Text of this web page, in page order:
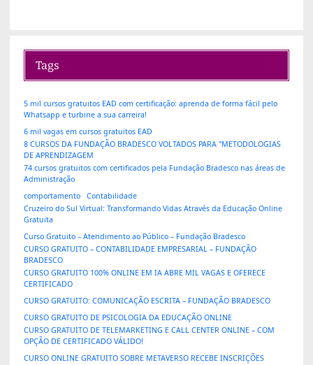
Tags
5 mil cursos gratuitos EAD com certificação: aprenda de forma fácil pelo
Whatsapp e turbine a sua carreira!
6 mil vagas em cursos gratuitos EAD
8 CURSOS DA FUNDAÇÃO BRADESCO VOLTADOS PARA "METODOLOGIAS
DE APRENDIZAGEM
74 cursos gratuitos com certificados pela Fundação Bradesco nas áreas de
Administração
comportamento
Contabilidade
Cruzeiro do Sul Virtual: Transformando Vidas Através da Educação Online
Gratuita
Curso Gratuito – Atendimento ao Público – Fundação Bradesco
CURSO GRATUITO – CONTABILIDADE EMPRESARIAL – FUNDAÇÃO
BRADESCO
CURSO GRATUITO 100% ONLINE EM IA ABRE MIL VAGAS E OFERECE
CERTIFICADO
CURSO GRATUITO: COMUNICAÇÃO ESCRITA – FUNDAÇÃO BRADESCO
CURSO GRATUITO DE PSICOLOGIA DA EDUCAÇÃO ONLINE
CURSO GRATUITO DE TELEMARKETING E CALL CENTER ONLINE – COM
OPÇÃO DE CERTIFICADO VÁLIDO!
CURSO ONLINE GRATUITO SOBRE METAVERSO RECEBE INSCRIÇÕES